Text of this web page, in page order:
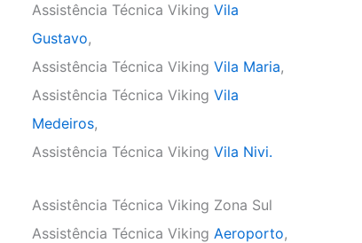
Assistência Técnica Viking Vila
Gustavo,
Assistência Técnica Viking Vila Maria,
Assistência Técnica Viking Vila
Medeiros,
Assistência Técnica Viking Vila Nivi.
Assistência Técnica Viking Zona Sul
Assistência Técnica Viking Aeroporto,